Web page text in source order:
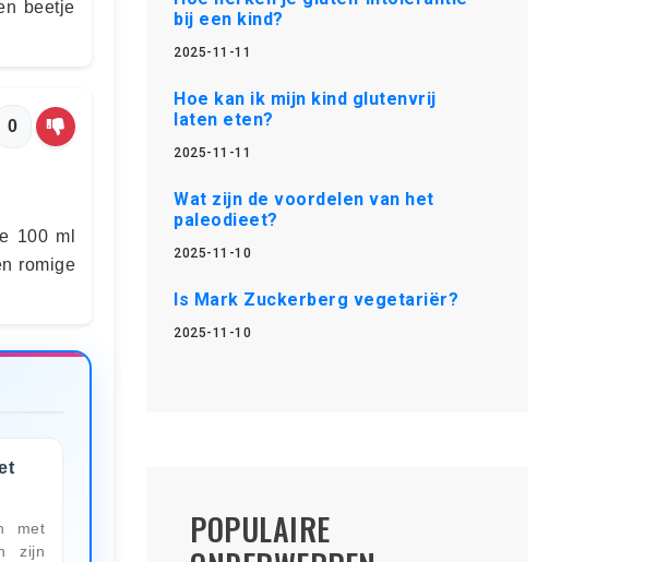
beetje
0
100 ml
romige
met
zijn
bij een kind?
2025-11-11
Hoe kan ik mijn kind glutenvrij
laten eten?
2025-11-11
Wat zijn de voordelen van het
paleodieet?
2025-11-10
Is Mark Zuckerberg vegetariër?
2025-11-10
POPULAIRE